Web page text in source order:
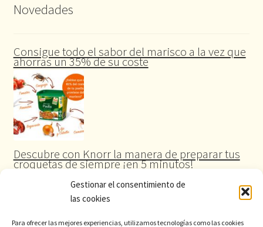
Gestionar el consentimiento de
las cookies
Para ofrecer las mejores experiencias, utilizamos tecnologías como las cookies
Novedades
Consigue todo el sabor del marisco a la vez que
ahorras un 35% de su coste
Descubre con Knorr la manera de preparar tus
croquetas de siempre ¡en 5 minutos!